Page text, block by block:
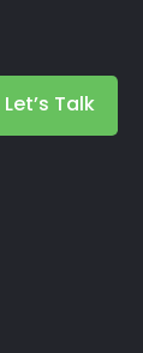
Let’s Talk